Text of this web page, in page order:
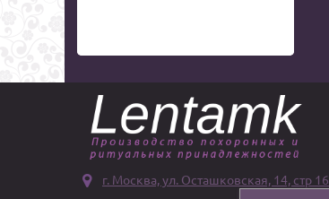
г. Москва, ул. Осташковская, 14, стр 16